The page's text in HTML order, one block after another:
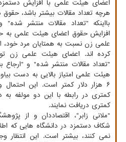
اعضای هیئت علمی با افزایش دستمزد
هرچه تعداد مقالات بیشتر باشد،
بااینکه "تعداد مقالات منتشر شده"
افزایش حقوق اعضای هیئت علمی به
علمی زن نسبت به همتایان مرد خود،
کرده اند. اعضای هیئت علمی زن
"تعداد مقالات منتشر شده" و
هیئت علمی امتیاز بالایی به دست
۶ هزار دلار کمتر است. این احتمال
کمتری در رابطه با این دو مولفه
کمتری دریافت نمایند.
"ملانی زابر"، اقتصاددان و از
شکاف دستمزد در دانشگاه هایی که
نمی کنند، بیشتر است. این انتظار